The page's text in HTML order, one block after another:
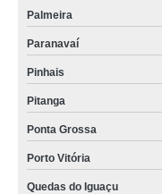
Palmeira
Paranavaí
Pinhais
Pitanga
Ponta Grossa
Porto Vitória
Quedas do Iguaçu